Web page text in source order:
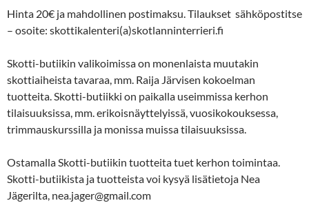
Hinta 20€ ja mahdollinen postimaksu. Tilaukset sähköpostitse
– osoite: skottikalenteri(a)skotlanninterrieri.fi
Skotti-butiikin valikoimissa on monenlaista muutakin
skottiaiheista tavaraa, mm. Raija Järvisen kokoelman
tuotteita. Skotti-butiikki on paikalla useimmissa kerhon
tilaisuuksissa, mm. erikoisnäyttelyissä, vuosikokouksessa,
trimmauskurssilla ja monissa muissa tilaisuuksissa.
Ostamalla Skotti-butiikin tuotteita tuet kerhon toimintaa.
Skotti-butiikista ja tuotteista voi kysyä lisätietoja Nea
Jägerilta, nea.jager@gmail.com